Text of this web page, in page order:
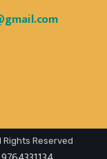
Reserved